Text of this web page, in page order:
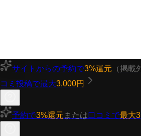
サイトからの予約で3%還元 （掲載
コミ投稿で最大3,000円
予約で3%還元 または口コミで最大